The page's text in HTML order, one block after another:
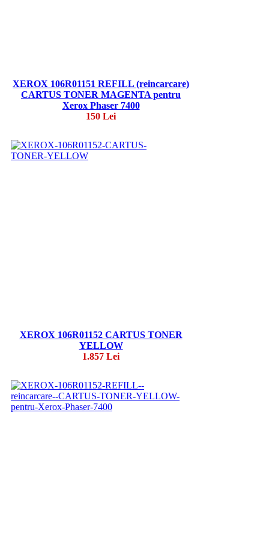
XEROX 106R01151 REFILL (reincarcare)
CARTUS TONER MAGENTA pentru
Xerox Phaser 7400
150 Lei
XEROX 106R01152 CARTUS TONER
YELLOW
1.857 Lei